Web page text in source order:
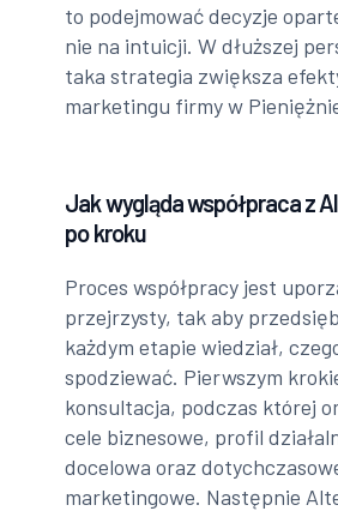
to podejmować decyzje
nie na intuicji. W dłuższej
taka strategia zwiększa
marketingu firmy w
Jak wygląda współpraca z
po kroku
Proces współpracy jest
przejrzysty, tak aby
każdym etapie wiedział,
spodziewać. Pierwszym
konsultacja, podczas której
cele biznesowe, profil
docelowa oraz
marketingowe. Następnie